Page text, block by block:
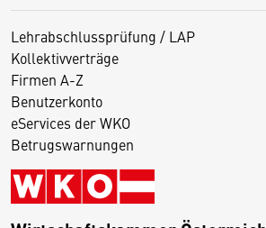
Lehrabschlussprüfung / LAP
Kollektivverträge
Firmen A-Z
Benutzerkonto
eServices der WKO
Betrugswarnungen